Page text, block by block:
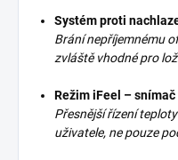
Systém proti
Brání nepříjemnému
zvláště vhodné pro
Režim iFeel –
Přesnější řízení
uživatele, ne pouze